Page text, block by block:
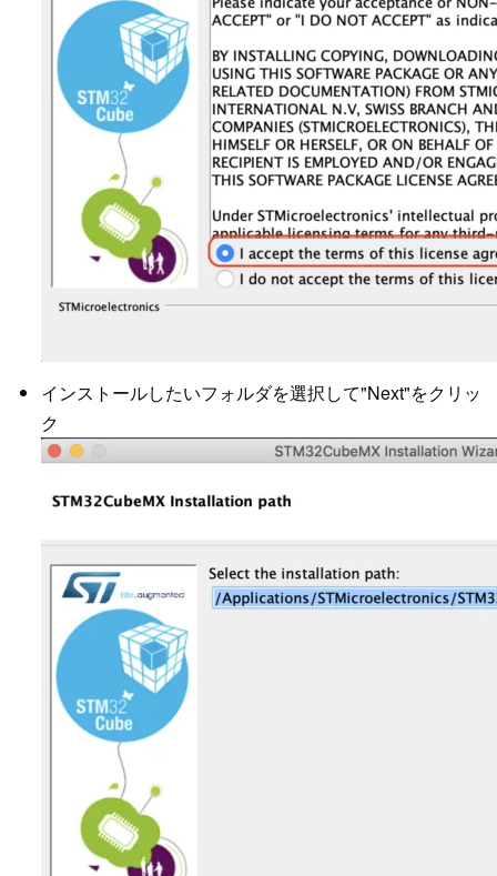
インストールしたいフォルダを選択して"Next"をクリッ
ク